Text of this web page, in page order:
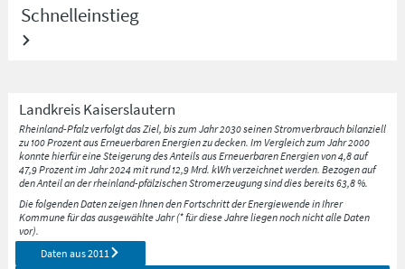
Schnelleinstieg
Landkreis Kaiserslautern
Rheinland-Pfalz verfolgt das Ziel, bis zum Jahr 2030 seinen Stromverbrauch bilanziell
zu 100 Prozent aus Erneuerbaren Energien zu decken. Im Vergleich zum Jahr 2000
konnte hierfür eine Steigerung des Anteils aus Erneuerbaren Energien von 4,8 auf
47,9 Prozent im Jahr 2024 mit rund 12,9 Mrd. kWh verzeichnet werden. Bezogen auf
den Anteil an der rheinland-pfälzischen Stromerzeugung sind dies bereits 63,8 %.
Die folgenden Daten zeigen Ihnen den Fortschritt der Energiewende in Ihrer
Kommune für das ausgewählte Jahr (* für diese Jahre liegen noch nicht alle Daten
vor).
Daten aus2011